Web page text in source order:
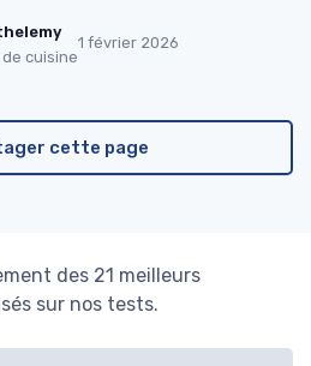
cuisine
1 février 2026
cette page
des 21 meilleurs
sur nos tests.